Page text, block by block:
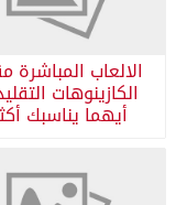
الالعاب المباشرة
الكازينوهات
أيهما يناسبك